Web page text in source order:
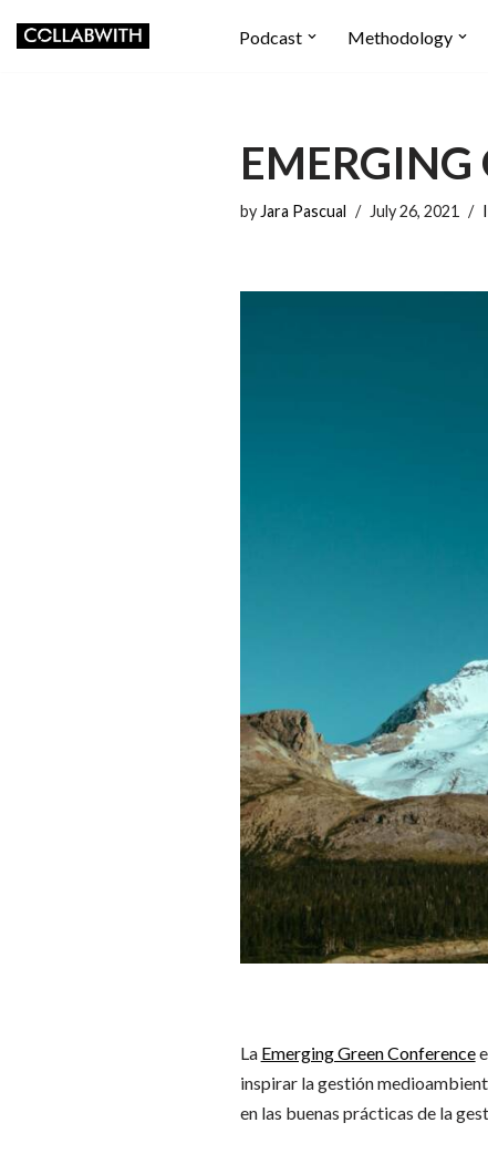
Podcast Methodology
EMERGING
by Jara Pascual July 26, 2021
La Emerging Green Conference
inspirar la gestión
en las buenas prácticas de la